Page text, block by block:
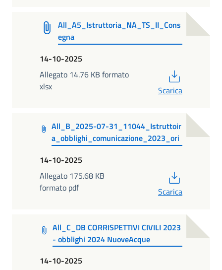
All_A5_Istruttoria_NA_TS_II_Cons
egna
14-10-2025
Allegato 14.76 KB formato
xlsx
Scarica
All_B_2025-07-31_11044_Istruttoir
a_obblighi_comunicazione_2023_ori
14-10-2025
Allegato 175.68 KB
formato pdf
Scarica
All_C_DB CORRISPETTIVI CIVILI 2023
- obblighi 2024 NuoveAcque
14-10-2025